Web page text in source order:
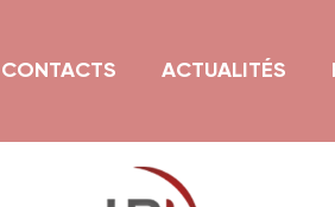
CONTACTS ACTUALITÉS